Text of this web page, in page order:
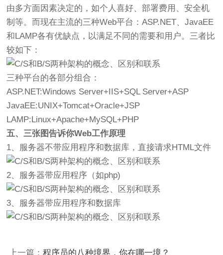
由多方面因素决定的，如个人喜好、部署费用、安全机
制等。而现在主流的三种Web平台：ASP.NET、JavaEE
和LAMP各有优缺点，以满足不同的需要和用户。三者比
较如下：
三种平台的各部分组合：
ASP.NET:Windows Server+IIS+SQL Server+ASP
JavaEE:UNIX+Tomcat+Oracle+JSP
LAMP:Linux+Apache+MySQL+PHP
五、三张图告诉你Web工作原理
1、服务器不带应用程序和数据库，直接请求HTML文件
2、服务器带应用程序（如php)
3、服务器带应用程序和数据库
上一篇： 程序员的八种境界，你在哪一境？